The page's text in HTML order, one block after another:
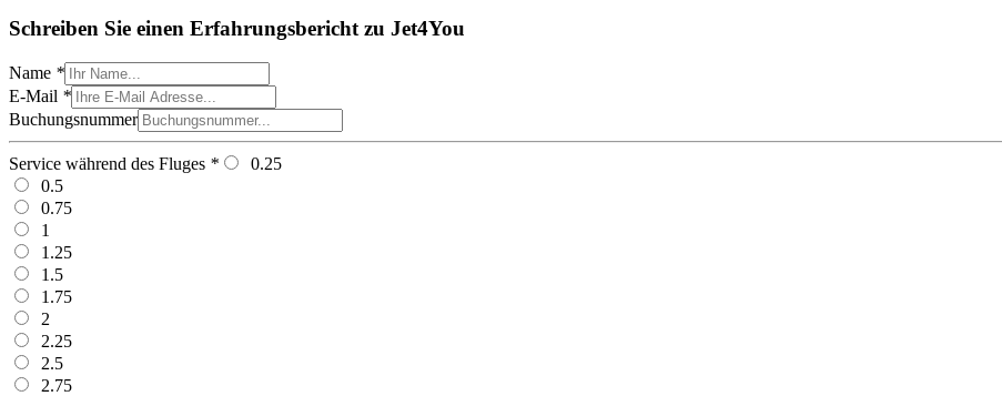
Schreiben Sie einen Erfahrungsbericht zu Jet4You
Name *
E-Mail *
Buchungsnummer
Service während des Fluges *
0.25
0.5
0.75
1
1.25
1.5
1.75
2
2.25
2.5
2.75